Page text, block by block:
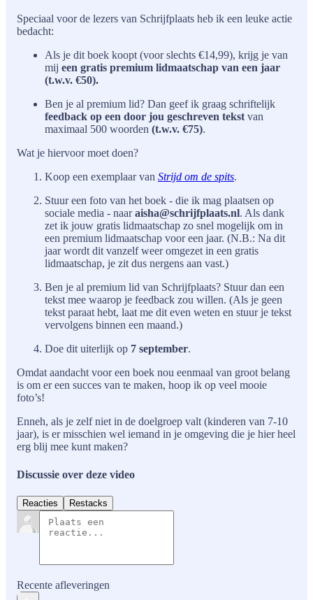
Speciaal voor de lezers van Schrijfplaats heb ik een leuke actie
bedacht:
Als je dit boek koopt (voor slechts €14,99), krijg je van
mij een gratis premium lidmaatschap van een jaar
(t.w.v. €50).
Ben je al premium lid? Dan geef ik graag schriftelijk
feedback op een door jou geschreven tekst van
maximaal 500 woorden (t.w.v. €75).
Wat je hiervoor moet doen?
Koop een exemplaar van Strijd om de spits.
Stuur een foto van het boek - die ik mag plaatsen op
sociale media - naaraisha@schrijfplaats.nl. Als dank
zet ik jouw gratis lidmaatschap zo snel mogelijk om in
een premium lidmaatschap voor een jaar. (N.B.: Na dit
jaar wordt dit vanzelf weer omgezet in een gratis
lidmaatschap, je zit dus nergens aan vast.)
Ben je al premium lid van Schrijfplaats? Stuur dan een
tekst mee waarop je feedback zou willen. (Als je geen
tekst paraat hebt, laat me dit even weten en stuur je tekst
vervolgens binnen een maand.)
Doe dit uiterlijk op 7 september.
Omdat aandacht voor een boek nou eenmaal van groot belang
is om er een succes van te maken, hoop ik op veel mooie
foto’s!
Enneh, als je zelf niet in de doelgroep valt (kinderen van 7-10
jaar), is er misschien wel iemand in je omgeving die je hier heel
erg blij mee kunt maken?
Discussie over deze video
Reacties Restacks
Recente afleveringen